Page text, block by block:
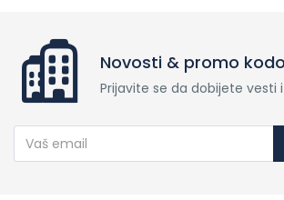
Novosti & promo
Prijavite se da dobijete vesti